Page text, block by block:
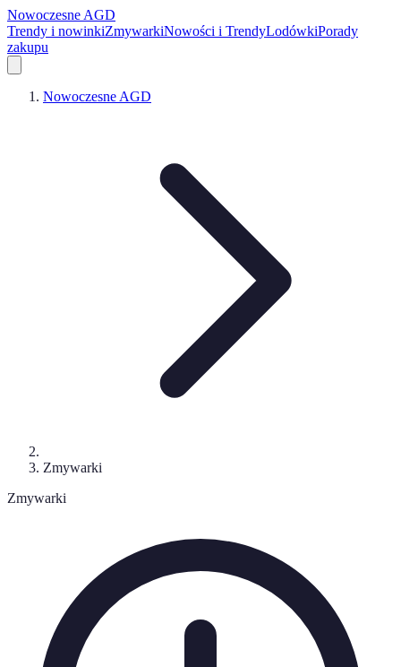
Nowoczesne AGD
Trendy i nowinkiZmywarkiNowości i TrendyLodówkiPorady
zakupu
Nowoczesne AGD
Zmywarki
Zmywarki